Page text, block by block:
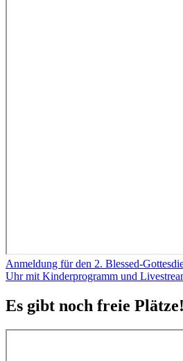
Anmeldung für den 2. Blessed-
Uhr mit Kinderprogramm und
Es gibt noch freie Plätze!